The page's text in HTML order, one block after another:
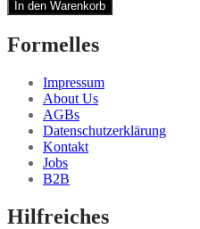
GIRL
Bär
von
Menge
In den Warenkorb
Formelles
Impressum
About Us
AGBs
Datenschutzerklärung
Kontakt
Jobs
B2B
Hilfreiches